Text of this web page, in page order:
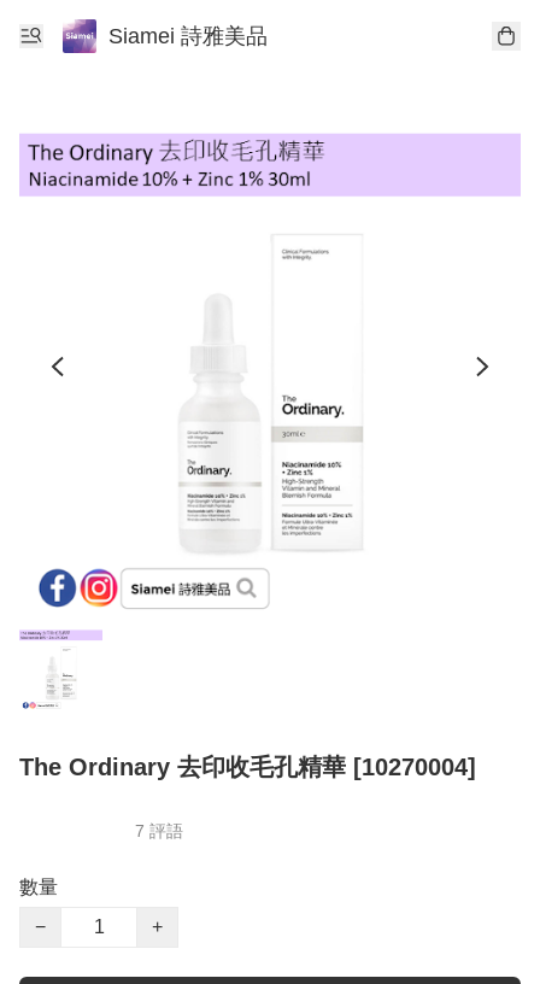
Siamei 詩雅美品
The Ordinary 去印收毛孔精華 [10270004]
7 評語
數量
−
+